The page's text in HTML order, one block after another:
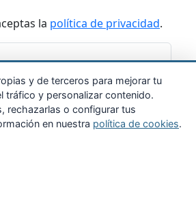
la política de privacidad.
Suscribirme
y de terceros para mejorar tu
tráfico y personalizar contenido.
rechazarlas o configurar tus
en nuestra política de cookies.